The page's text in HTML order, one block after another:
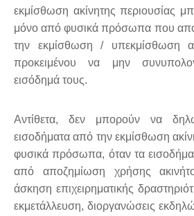
εκμίσθωση ακίνητης περιουσίας
μόνο από φυσικά πρόσωπα που
την εκμίσθωση / υπεκμίσθωση
προκειμένου να μην
εισόδημά τους.
Αντίθετα, δεν μπορούν να
εισοδήματα από την εκμίσθωση
φυσικά πρόσωπα, όταν τα
από αποζημίωση χρήσης
άσκηση επιχειρηματικής
εκμετάλλευση, διοργανώσεις